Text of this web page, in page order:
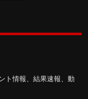
ト情報、結果速報、動